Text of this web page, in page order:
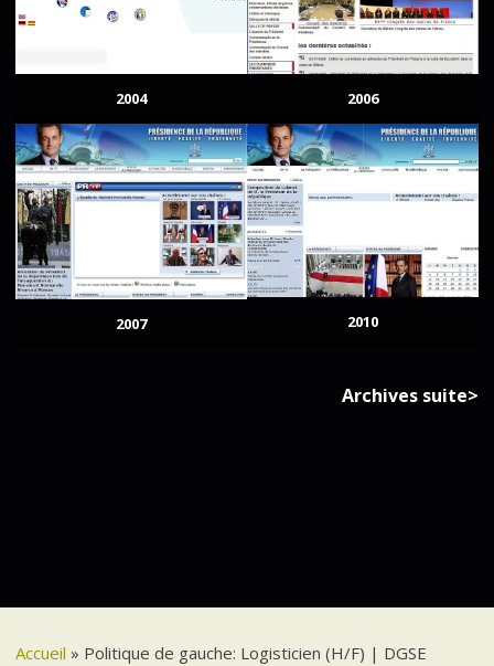
2004 2006
2007 2010
Archives suite>
Accueil » Politique de gauche: Logisticien (H/F) | DGSE